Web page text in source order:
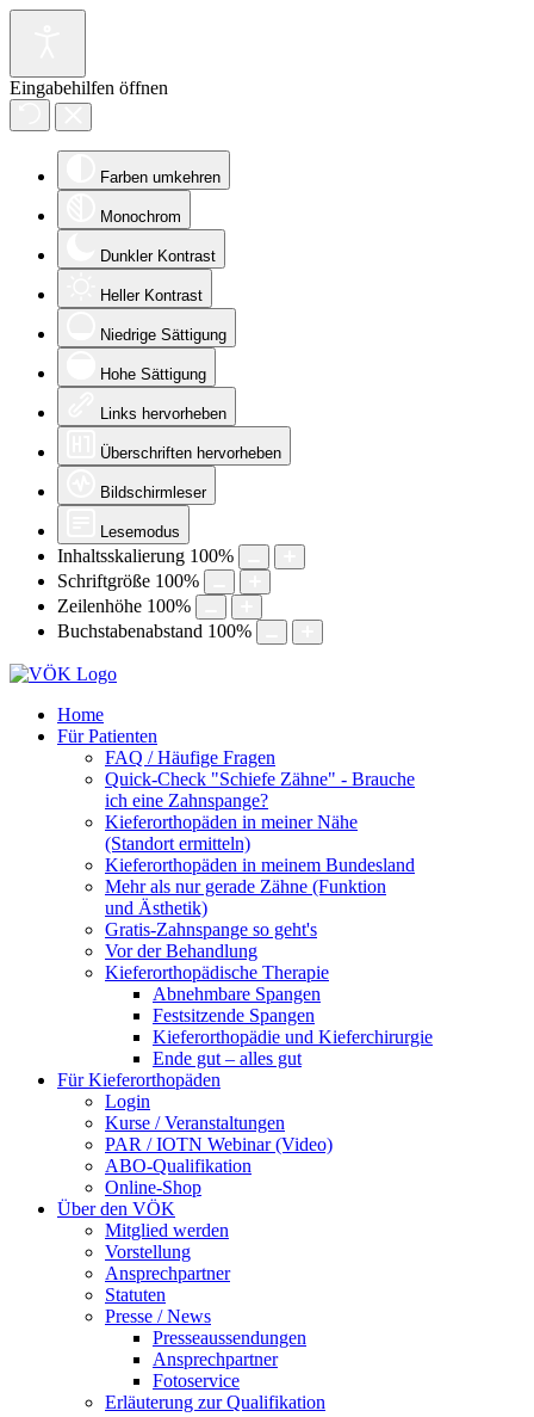
Eingabehilfen öffnen
Farben umkehren
Monochrom
Dunkler Kontrast
Heller Kontrast
Niedrige Sättigung
Hohe Sättigung
Links hervorheben
Überschriften hervorheben
Bildschirmleser
Lesemodus
Inhaltsskalierung 100%
Schriftgröße 100%
Zeilenhöhe 100%
Buchstabenabstand 100%
Home
Für Patienten
FAQ / Häufige Fragen
Quick-Check "Schiefe Zähne" - Brauche
ich eine Zahnspange?
Kieferorthopäden in meiner Nähe
(Standort ermitteln)
Kieferorthopäden in meinem Bundesland
Mehr als nur gerade Zähne (Funktion
und Ästhetik)
Gratis-Zahnspange so geht's
Vor der Behandlung
Kieferorthopädische Therapie
Abnehmbare Spangen
Festsitzende Spangen
Kieferorthopädie und Kieferchirurgie
Ende gut – alles gut
Für Kieferorthopäden
Login
Kurse / Veranstaltungen
PAR / IOTN Webinar (Video)
ABO-Qualifikation
Online-Shop
Über den VÖK
Mitglied werden
Vorstellung
Ansprechpartner
Statuten
Presse / News
Presseaussendungen
Ansprechpartner
Fotoservice
Erläuterung zur Qualifikation